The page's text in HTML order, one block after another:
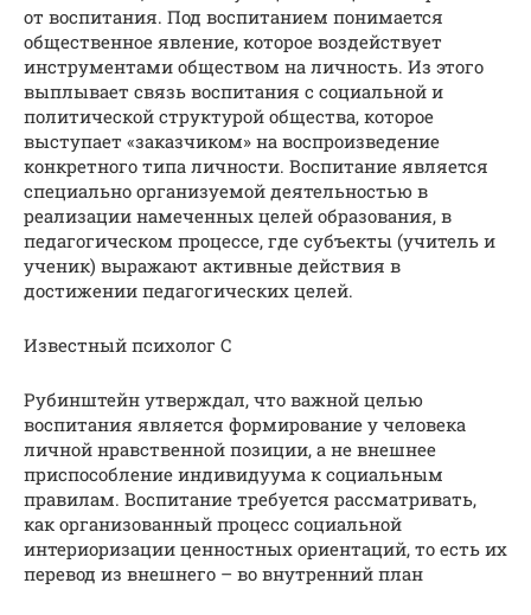
от воспитания. Под воспитанием понимается
общественное явление, которое воздействует
инструментами обществом на личность. Из этого
выплывает связь воспитания с социальной и
политической структурой общества, которое
выступает «заказчиком» на воспроизведение
конкретного типа личности. Воспитание является
специально организуемой деятельностью в
реализации намеченных целей образования, в
педагогическом процессе, где субъекты (учитель и
ученик) выражают активные действия в
достижении педагогических целей.
Известный психолог С
Рубинштейн утверждал, что важной целью
воспитания является формирование у человека
личной нравственной позиции, а не внешнее
приспособление индивидуума к социальным
правилам. Воспитание требуется рассматривать,
как организованный процесс социальной
интериоризации ценностных ориентаций, то есть их
перевод из внешнего – во внутренний план